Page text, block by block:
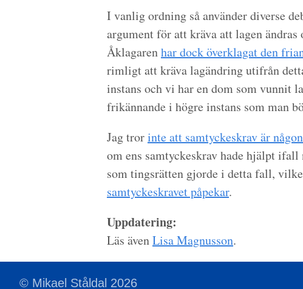
I vanlig ordning så använder diverse
argument för att kräva att lagen
Åklagarenhar dock överklagat den
rimligt att kräva lagändring utifrån
instans och vi har en dom som vunnit
frikännande i högre instans som man
Jag trorinte att samtyckeskrav är
om ens samtyckeskrav hade hjälpt
som tingsrätten gjorde i detta fall,
samtyckeskravet påpekar.
Uppdatering:
Läs ävenLisa Magnusson.
© Mikael Ståldal 2026